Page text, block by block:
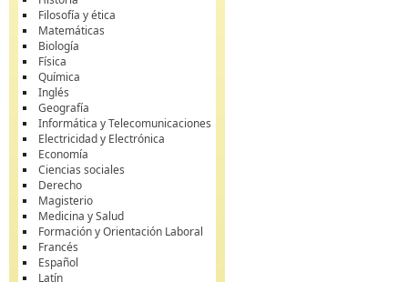
Filosofía y ética
Matemáticas
Biología
Física
Química
Inglés
Geografía
Informática y Telecomunicaciones
Electricidad y Electrónica
Economía
Ciencias sociales
Derecho
Magisterio
Medicina y Salud
Formación y Orientación Laboral
Francés
Español
Latín